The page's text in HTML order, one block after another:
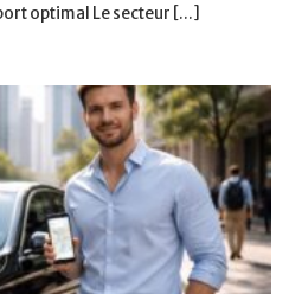
optimal Le secteur [...]